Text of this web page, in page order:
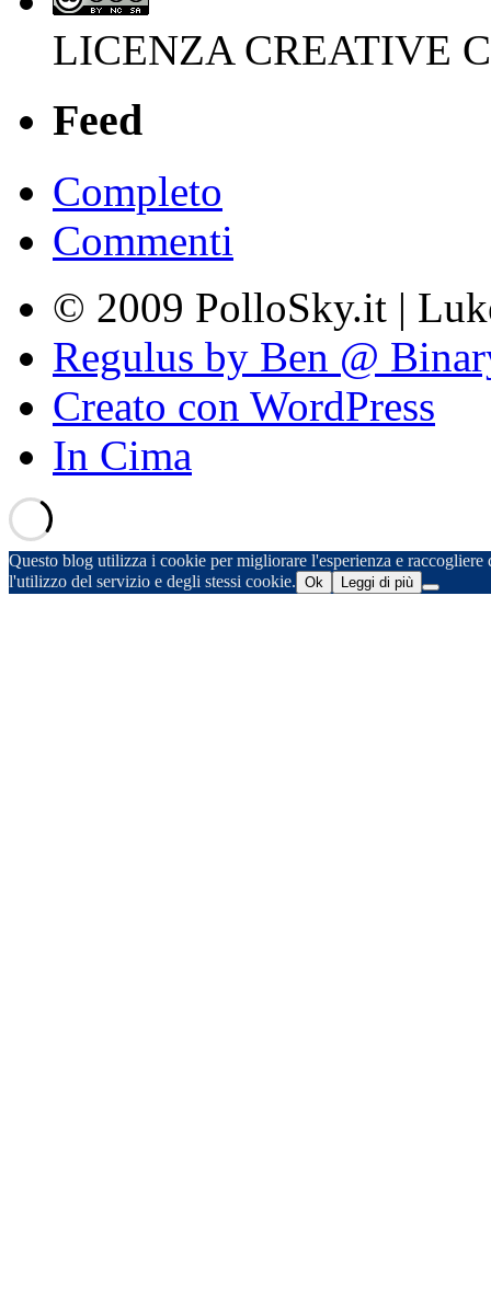
LICENZA CREATIVE
Feed
Completo
Commenti
© 2009 PolloSky.it |
Regulus by Ben @
Creato con WordPress
In Cima
Questo blog utilizza i cookie per migliorare l'esperienza e
l'utilizzo del servizio e degli stessi cookie. Ok Leggi di più